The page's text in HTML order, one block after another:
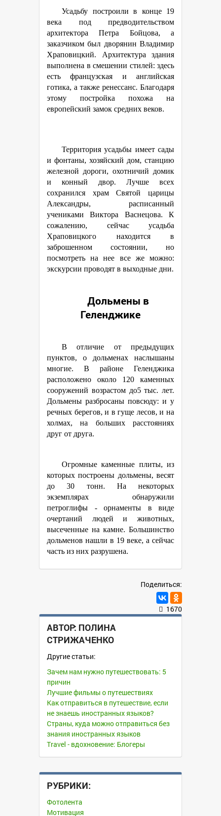
Усадьбу построили в конце 19
века под предводительством
архитектора Петра Бойцова, а
заказчиком был дворянин Владимир
Храповицкий. Архитектура здания
выполнена в смешении стилей: здесь
есть французская и английская
готика, а также ренессанс. Благодаря
этому постройка похожа на
европейский замок средних веков.
Территория усадьбы имеет сады
и фонтаны, хозяйский дом, станцию
железной дороги, охотничий домик
и конный двор. Лучше всех
сохранился храм Святой царицы
Александры, расписанный
учениками Виктора Васнецова. К
сожалению, сейчас усадьба
Храповицкого находится в
заброшенном состоянии, но
посмотреть на нее все же можно:
экскурсии проводят в выходные дни.
Дольмены в
Геленджике
В отличие от предыдущих
пунктов, о дольменах наслышаны
многие. В районе Геленджика
расположено около 120 каменных
сооружений возрастом до5 тыс. лет.
Дольмены разбросаны повсюду: и у
речных берегов, и в гуще лесов, и на
холмах, на больших расстояниях
друг от друга.
Огромные каменные плиты, из
которых построены дольмены, весят
до 30 тонн. На некоторых
экземплярах обнаружили
петроглифы - орнаменты в виде
очертаний людей и животных,
высеченные на камне. Большинство
дольменов нашли в 19 веке, а сейчас
часть из них разрушена.
Поделиться:
1670
АВТОР: ПОЛИНА
СТРИЖАЧЕНКО
Другие статьи:
Зачем нам нужно путешествовать: 5
причин
Лучшие фильмы о путешествиях
Как отправиться в путешествие, если
не знаешь иностранных языков?
Страны, куда можно отправиться без
знания иностранных языков
Travel - вдохновение: Блогеры
РУБРИКИ:
Фотолента
Мотивация